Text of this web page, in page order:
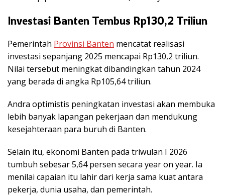
Investasi Banten Tembus Rp130,2 Triliun
Pemerintah Provinsi Banten mencatat realisasi
investasi sepanjang 2025 mencapai Rp130,2 triliun.
Nilai tersebut meningkat dibandingkan tahun 2024
yang berada di angka Rp105,64 triliun.
Andra optimistis peningkatan investasi akan membuka
lebih banyak lapangan pekerjaan dan mendukung
kesejahteraan para buruh di Banten.
Selain itu, ekonomi Banten pada triwulan I 2026
tumbuh sebesar 5,64 persen secara year on year. Ia
menilai capaian itu lahir dari kerja sama kuat antara
pekerja, dunia usaha, dan pemerintah.